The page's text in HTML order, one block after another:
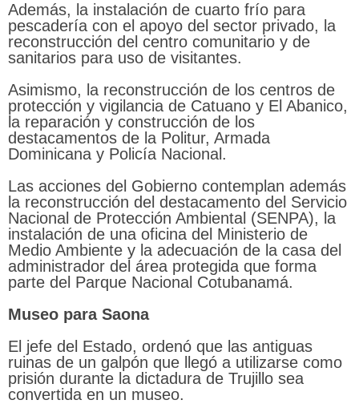
Además, la instalación de cuarto frío para
pescadería con el apoyo del sector privado, la
reconstrucción del centro comunitario y de
sanitarios para uso de visitantes.
Asimismo, la reconstrucción de los centros de
protección y vigilancia de Catuano y El Abanico,
la reparación y construcción de los
destacamentos de la Politur, Armada
Dominicana y Policía Nacional.
Las acciones del Gobierno contemplan además
la reconstrucción del destacamento del Servicio
Nacional de Protección Ambiental (SENPA), la
instalación de una oficina del Ministerio de
Medio Ambiente y la adecuación de la casa del
administrador del área protegida que forma
parte del Parque Nacional Cotubanamá.
Museo para Saona
El jefe del Estado, ordenó que las antiguas
ruinas de un galpón que llegó a utilizarse como
prisión durante la dictadura de Trujillo sea
convertida en un museo.